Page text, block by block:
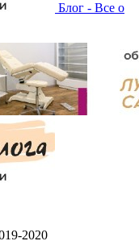
Блог - Все о
2020